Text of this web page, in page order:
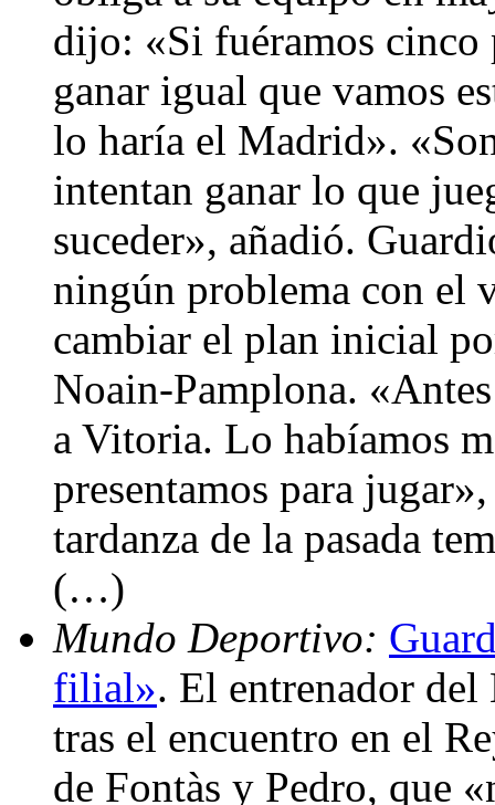
dijo: «Si fuéramos cinco
ganar igual que vamos
lo haría el Madrid».
intentan ganar lo que
suceder», añadió.
ningún problema con el
cambiar el plan inicial
Noain-Pamplona.
a Vitoria. Lo habíamos
presentamos para
tardanza de la pasada
(…)
Mundo Deportivo:
filial». El entrenador del
tras el encuentro en el
de Fontàs y Pedro, que